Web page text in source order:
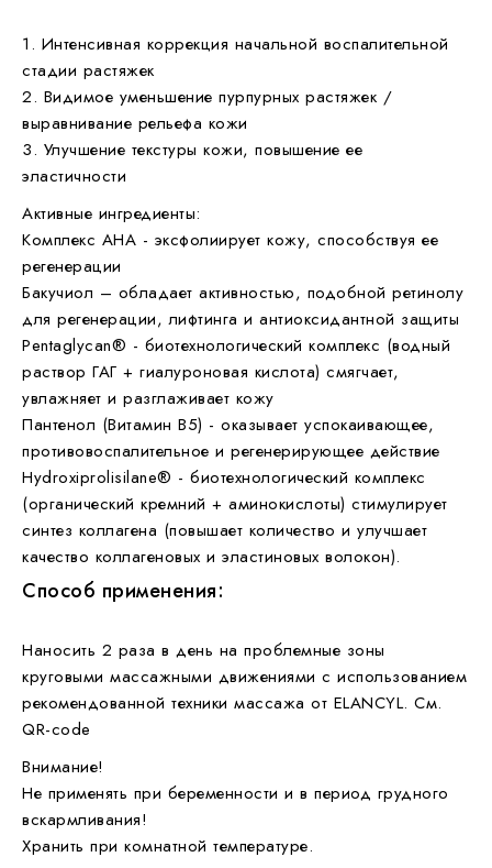
1. Интенсивная коррекция начальной воспалительной
стадии растяжек
2. Видимое уменьшение пурпурных растяжек /
выравнивание рельефа кожи
3. Улучшение текстуры кожи, повышение ее
эластичности
Активные ингредиенты:
Комплекс AHA - эксфолиирует кожу, способствуя ее
регенерации
Бакучиол – обладает активностью, подобной ретинолу
для регенерации, лифтинга и антиоксидантной защиты
Pentaglycan®️ - биотехнологический комплекс (водный
раствор ГАГ + гиалуроновая кислота) смягчает,
увлажняет и разглаживает кожу
Пантенол (Витамин В5) - оказывает успокаивающее,
противовоспалительное и регенерирующее действие
Hydroxiprolisilane®️ - биотехнологический комплекс
(органический кремний + аминокислоты) стимулирует
синтез коллагена (повышает количество и улучшает
качество коллагеновых и эластиновых волокон).
Способ применения:
Наносить 2 раза в день на проблемные зоны
круговыми массажными движениями с использованием
рекомендованной техники массажа от ELANCYL. См.
QR-code
Внимание!
Не применять при беременности и в период грудного
вскармливания!
Хранить при комнатной температуре.